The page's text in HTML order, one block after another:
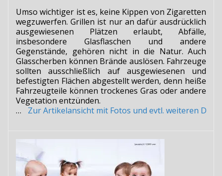
Umso wichtiger ist es, keine Kippen von Zigaretten
wegzuwerfen. Grillen ist nur an dafür ausdrücklich
ausgewiesenen Plätzen erlaubt, Abfälle,
insbesondere Glasflaschen und andere
Gegenstände, gehören nicht in die Natur. Auch
Glasscherben können Brände auslösen. Fahrzeuge
sollten ausschließlich auf ausgewiesenen und
befestigten Flächen abgestellt werden, denn heiße
Fahrzeugteile können trockenes Gras oder andere
Vegetation entzünden.
…Zur Artikelansicht mit Fotos und evtl. weiteren